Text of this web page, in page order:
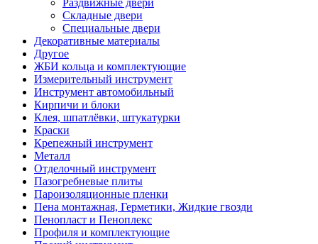
Складные двери
Специальные двери
Декоративные материалы
Другое
ЖБИ кольца и комплектующие
Измерительный инструмент
Инструмент автомобильный
Кирпичи и блоки
Клея, шпатлёвки, штукатурки
Краски
Крепежный инструмент
Металл
Отделочный инструмент
Пазогребневые плиты
Пароизоляционные пленки
Пена монтажная, Герметики, Жидкие гвозди
Пенопласт и Пеноплекс
Профиля и комплектующие